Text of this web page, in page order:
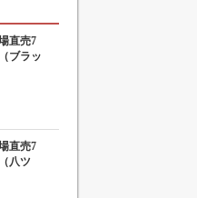
直売7
ブラッ
直売7
八ツ